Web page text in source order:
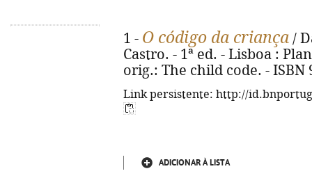
1 - O código da criança /
Castro. - 1ª ed. - Lisboa :
orig.: The child code. - ISBN
Link persistente: http://
ADICIONAR À LISTA